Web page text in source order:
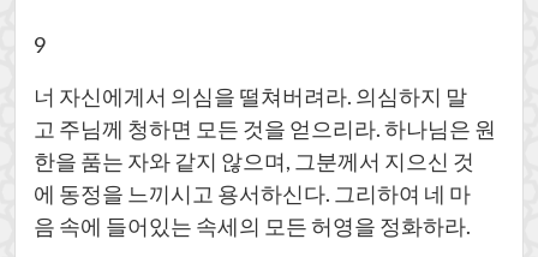
9
너 자신에게서 의심을 떨쳐버려라. 의심하지 말
고 주님께 청하면 모든 것을 얻으리라. 하나님은 원
한을 품는 자와 같지 않으며, 그분께서 지으신 것
에 동정을 느끼시고 용서하신다. 그리하여 네 마
음 속에 들어있는 속세의 모든 허영을 정화하라.